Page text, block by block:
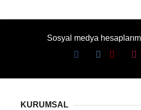
Sosyal medya
KURUMSAL